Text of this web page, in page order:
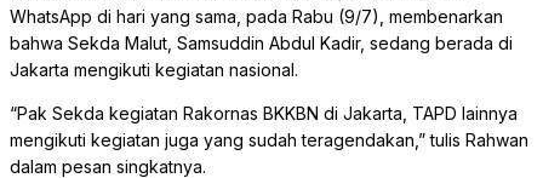
WhatsApp di hari yang sama, pada Rabu (9/7), membenarkan
bahwa Sekda Malut, Samsuddin Abdul Kadir, sedang berada di
Jakarta mengikuti kegiatan nasional.
“Pak Sekda kegiatan Rakornas BKKBN di Jakarta, TAPD lainnya
mengikuti kegiatan juga yang sudah teragendakan,” tulis Rahwan
dalam pesan singkatnya.